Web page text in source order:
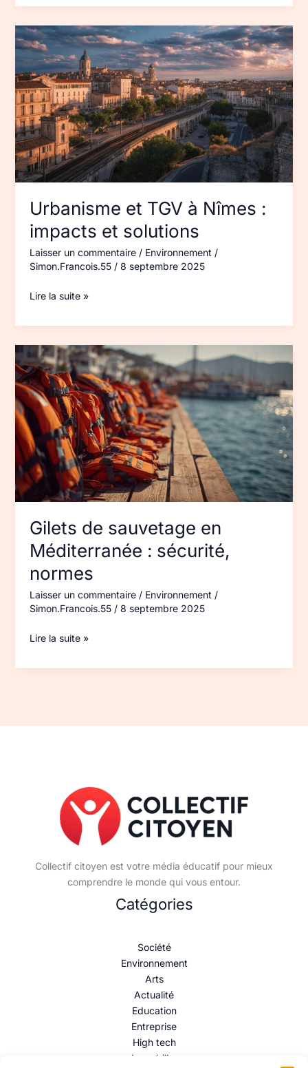
Urbanisme et TGV à Nîmes :
impacts et solutions
Laisser un commentaire / Environnement /
Simon.Francois.55 / 8 septembre 2025
Urbanisme
et
TGV
à
Nîmes
:
impacts
et
solutions
Lire la suite »
Gilets de sauvetage en
Méditerranée : sécurité,
normes
Laisser un commentaire / Environnement /
Simon.Francois.55 / 8 septembre 2025
Gilets
de
sauvetage
en
Méditerranée
:
sécurité,
normes
Lire la suite »
Collectif citoyen est votre média éducatif pour mieux
comprendre le monde qui vous entour.
Catégories
Société
Environnement
Arts
Actualité
Education
Entreprise
High tech
Immobilier